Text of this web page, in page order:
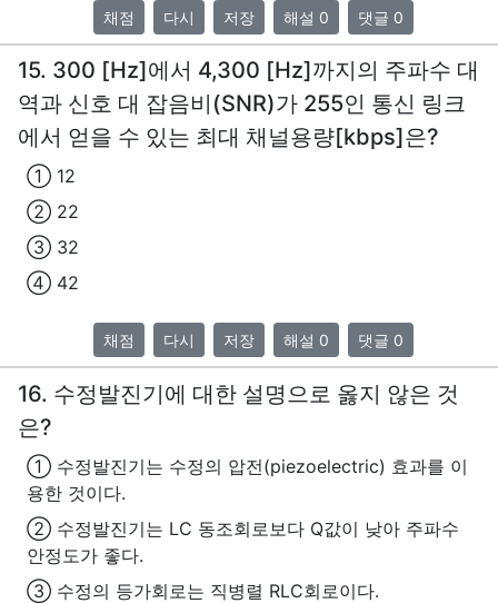
채점 다시 저장 해설 0 댓글 0
15. 300 [Hz]에서 4,300 [Hz]까지의 주파수 대
역과 신호 대 잡음비(SNR)가 255인 통신 링크
에서 얻을 수 있는 최대 채널용량[kbps]은?
① 12
② 22
③ 32
④ 42
채점 다시 저장 해설 0 댓글 0
16. 수정발진기에 대한 설명으로 옳지 않은 것
은?
① 수정발진기는 수정의 압전(piezoelectric) 효과를 이
용한 것이다.
② 수정발진기는 LC 동조회로보다 Q값이 낮아 주파수
안정도가 좋다.
③ 수정의 등가회로는 직병렬 RLC회로이다.